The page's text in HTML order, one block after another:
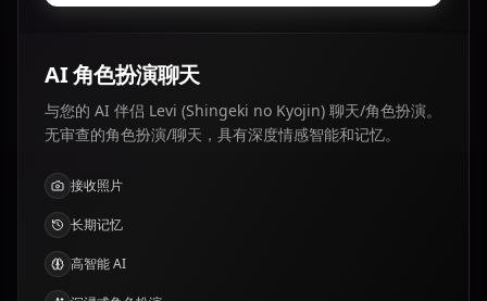
AI 角色扮演聊天
与您的 AI 伴侣 Levi (Shingeki no Kyojin) 聊天/角色扮演。
无审查的角色扮演/聊天，具有深度情感智能和记忆。
接收照片
长期记忆
高智能 AI